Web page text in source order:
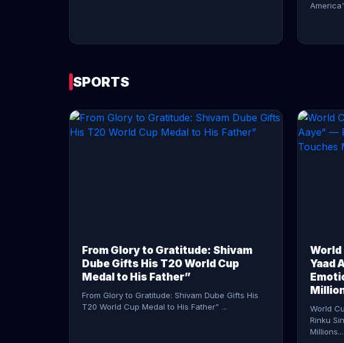
SPORTS
From Glory to Gratitude: Shivam
Dube Gifts His T20 World Cup
Medal to His Father”
From Glory to Gratitude: Shivam Dube Gifts His
T20 World Cup Medal to His Father” ...
World
Yaad
World
Rinku
Millions...